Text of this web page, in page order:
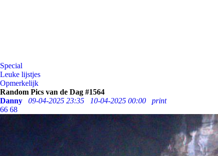
Special
Leuke lijstjes
Opmerkelijk
Random Pics van de Dag #1564
Danny
09-04-2025 23:35 10-04-2025 00:00
print
66 68